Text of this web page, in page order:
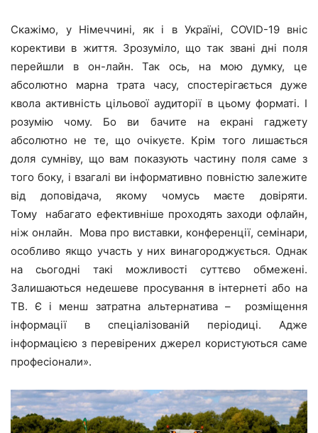
Скажімо, у Німеччині, як і в Україні, COVID-19 вніс
корективи в життя. Зрозуміло, що так звані дні поля
перейшли в он-лайн. Так ось, на мою думку, це
абсолютно марна трата часу, спостерігається дуже
квола активність цільової аудиторії в цьому форматі. І
розумію чому. Бо ви бачите на екрані гаджету
абсолютно не те, що очікуєте. Крім того лишається
доля сумніву, що вам показують частину поля саме з
того боку, і взагалі ви інформативно повністю залежите
від доповідача, якому чомусь маєте довіряти.
Тому набагато ефективніше проходять заходи офлайн,
ніж онлайн. Мова про виставки, конференції, семінари,
особливо якщо участь у них винагороджується. Однак
на сьогодні такі можливості суттєво обмежені.
Залишаються недешеве просування в інтернеті або на
ТВ. Є і менш затратна альтернатива – розміщення
інформації в спеціалізованій періодиці. Адже
інформацією з перевірених джерел користуються саме
професіонали».